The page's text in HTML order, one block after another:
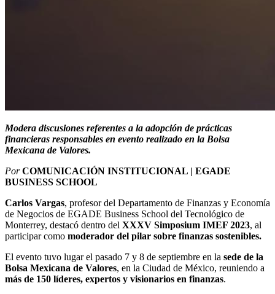
Modera discusiones referentes a la adopción de prácticas
financieras responsables en evento realizado en la Bolsa
Mexicana de Valores.
PorCOMUNICACIÓN INSTITUCIONAL | EGADE
BUSINESS SCHOOL
Carlos Vargas, profesor del Departamento de Finanzas y Economía
de Negocios de EGADE Business School del Tecnológico de
Monterrey, destacó dentro del XXXV Simposium IMEF 2023, al
participar como moderador del pilar sobre finanzas sostenibles.
El evento tuvo lugar el pasado 7 y 8 de septiembre en la sede de la
Bolsa Mexicana de Valores, en la Ciudad de México, reuniendo a
más de 150 líderes, expertos y visionarios en finanzas.